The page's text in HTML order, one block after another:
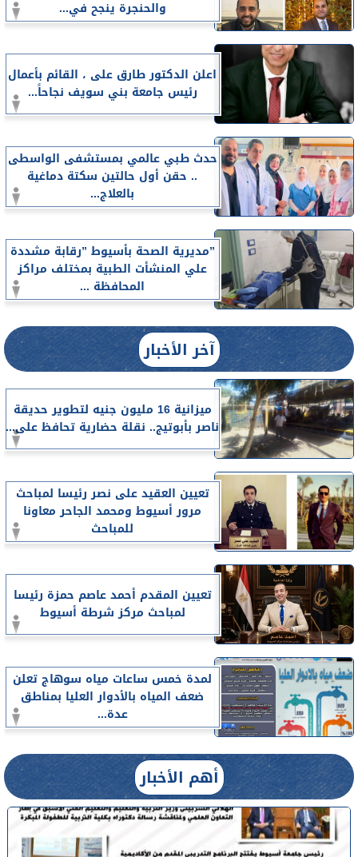
والحنجرة ينجح في...
اعلن الدكتور طارق على ، القائم بأعمال
رئيس جامعة بني سويف نجاحاً...
حدث طبي عالمي بمستشفى الواسطى
.. حقن أول حالتين سكتة دماغية
بالعلاج...
”مديرية الصحة بأسيوط ”رقابة مشددة
علي المنشأت الطبية بمختلف مراكز
المحافظة ...
آخر الأخبار
ميزانية 16 مليون جنيه لتطوير حديقة
ناصر بأبوتيج.. نقلة حضارية تحافظ على...
تعيين العقيد على نصر رئيسا لمباحث
مرور أسيوط ومحمد الجاحر معاونا
للمباحث
تعيين المقدم أحمد عاصم حمزة رئيسا
لمباحث مركز شرطة أسيوط
لمدة خمس ساعات مياه سوهاج تعلن
ضعف المياه بالأدوار العليا بمناطق
عدة...
أهم الأخبار